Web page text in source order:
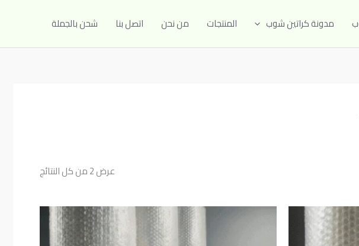
مدونة كراتين شوب المنتجات من نحن اتصل بنا شحن بالجملة
عرض ⁦2⁩ من كل النتائج